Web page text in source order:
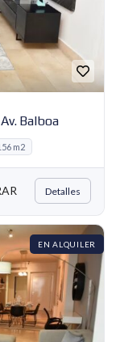
Balboa
m2
Detalles
EN ALQUILER